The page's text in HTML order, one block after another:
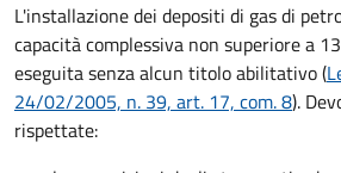
L'installazione dei depositi di gas di
capacità complessiva non superiore a
eseguita senza alcun titolo abilitativo (
24/02/2005, n. 39, art. 17, com. 8).
rispettate: